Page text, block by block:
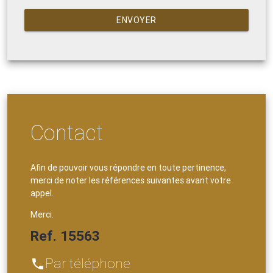
ENVOYER
Contact
Afin de pouvoir vous répondre en toute pertinence,
merci de noter les références suivantes avant votre
appel.
Merci.
Ref. 15563
phone Par téléphone